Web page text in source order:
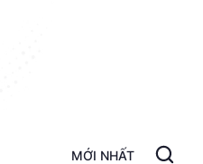
MỚI NHẤT